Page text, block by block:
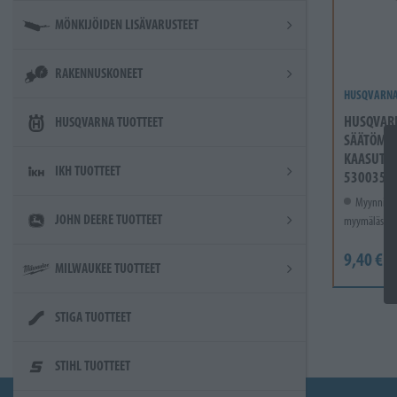
MÖNKIJÖIDEN LISÄVARUSTEET
RAKENNUSKONEET
HUSQVARNA TUOTTEET
IKH TUOTTEET
JOHN DEERE TUOTTEET
MILWAUKEE TUOTTEET
STIGA TUOTTEET
STIHL TUOTTEET
HUSQVARNA
KAASUTIN
5300355-
Myynnissä
myymälässä.
9,40 €